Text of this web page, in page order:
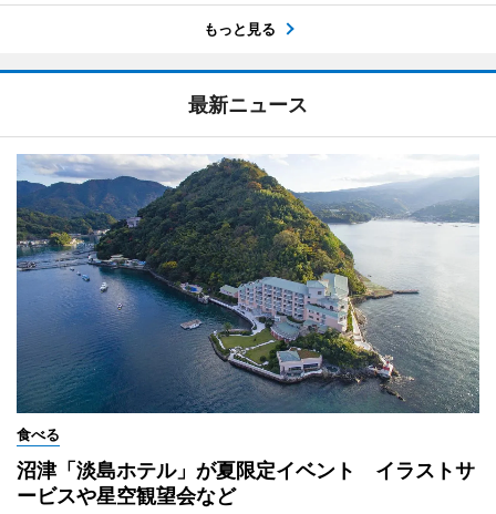
もっと見る
最新ニュース
食べる
沼津「淡島ホテル」が夏限定イベント イラストサ
ービスや星空観望会など